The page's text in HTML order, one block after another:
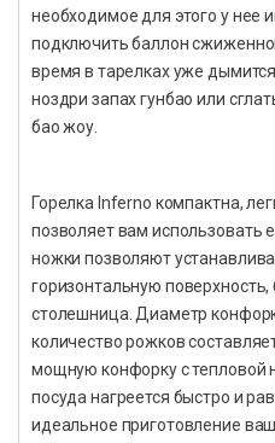
необходимое для этого у нее
подключить баллон
время в тарелках уже
ноздри запах гунбао или
бао жоу.
Горелка Inferno компактна,
позволяет вам использовать
ножки позволяют
горизонтальную
столешница. Диаметр
количество рожков
мощную конфорку с тепловой
посуда нагреется быстро и
идеальное приготовление